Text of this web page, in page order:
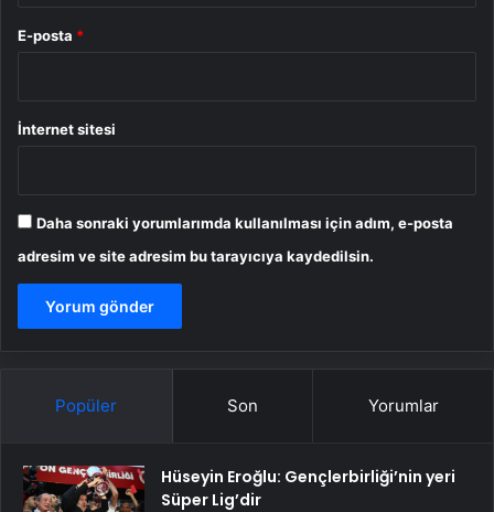
E-posta *
İnternet sitesi
Daha sonraki yorumlarımda kullanılması için adım, e-posta
adresim ve site adresim bu tarayıcıya kaydedilsin.
Popüler Son Yorumlar
Hüseyin Eroğlu: Gençlerbirliği’nin yeri
Süper Lig’dir